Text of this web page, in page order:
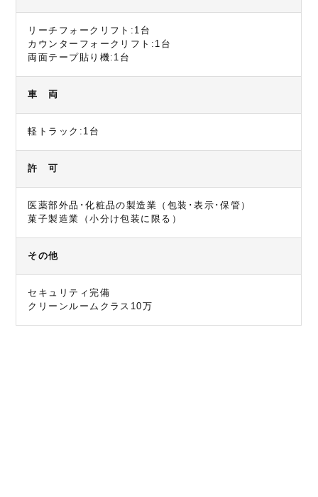
リーチフォークリフト:1台
カウンターフォークリフト:1台
両面テープ貼り機:1台
車 両
軽トラック:1台
許 可
医薬部外品･化粧品の製造業（包装･表示･保管）
菓子製造業（小分け包装に限る）
その他
セキュリティ完備
クリーンルームクラス10万